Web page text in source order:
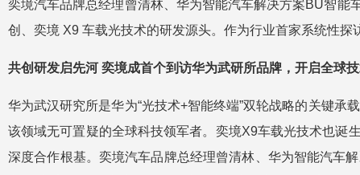
奕境汽车品牌总经理曾清林、华为智能汽车解决方案BU智
创、奕境 X9 车载光技术的研发源头。作为行业首家系统性
共创研发启先河 奕境成首个到访华为武研所品牌，开启全球
华为武汉研究所是华为“光技术+智能终端”双轮战略的关键
该领域无可置疑的全球科技领军者。奕境X9车载光技术也诞
深度合作根基。奕境汽车品牌总经理曾清林、华为智能汽车